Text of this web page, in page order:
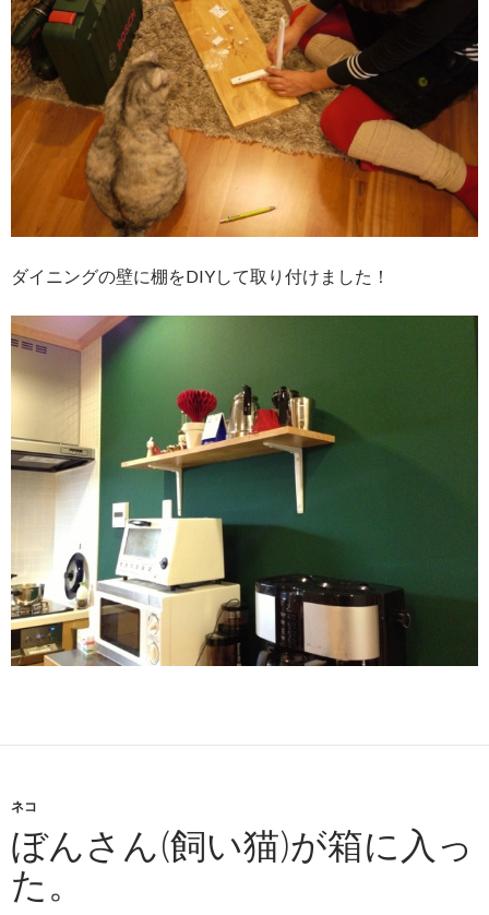
ダイニングの壁に棚をDIYして取り付けました！
ネコ
ぼんさん(飼い猫)が箱に入っ
た。